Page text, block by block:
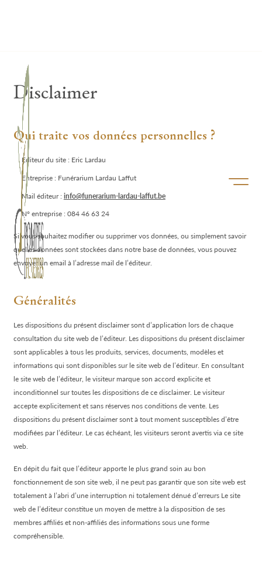
Ouvrir/
Disclaimer
Qui traite vos données personnelles ?
Editeur du site : Eric Lardau
Entreprise : Funérarium Lardau Laffut
Mail éditeur : info@funerarium-lardau-laffut.be
N° entreprise : 084 46 63 24
Si vous souhaitez modifier ou supprimer vos données, ou simplement savoir
quelles données sont stockées dans notre base de données, vous pouvez
envoyer un email à l’adresse mail de l’éditeur.
Généralités
Les dispositions du présent disclaimer sont d’application lors de chaque
consultation du site web de l’éditeur. Les dispositions du présent disclaimer
sont applicables à tous les produits, services, documents, modèles et
informations qui sont disponibles sur le site web de l’éditeur. En consultant
le site web de l’éditeur, le visiteur marque son accord explicite et
inconditionnel sur toutes les dispositions de ce disclaimer. Le visiteur
accepte explicitement et sans réserves nos conditions de vente. Les
dispositions du présent disclaimer sont à tout moment susceptibles d’être
modifiées par l’éditeur. Le cas échéant, les visiteurs seront avertis via ce site
web.
En dépit du fait que l’éditeur apporte le plus grand soin au bon
fonctionnement de son site web, il ne peut pas garantir que son site web est
totalement à l’abri d’une interruption ni totalement dénué d’erreurs Le site
web de l’éditeur constitue un moyen de mettre à la disposition de ses
membres affiliés et non-affiliés des informations sous une forme
compréhensible.